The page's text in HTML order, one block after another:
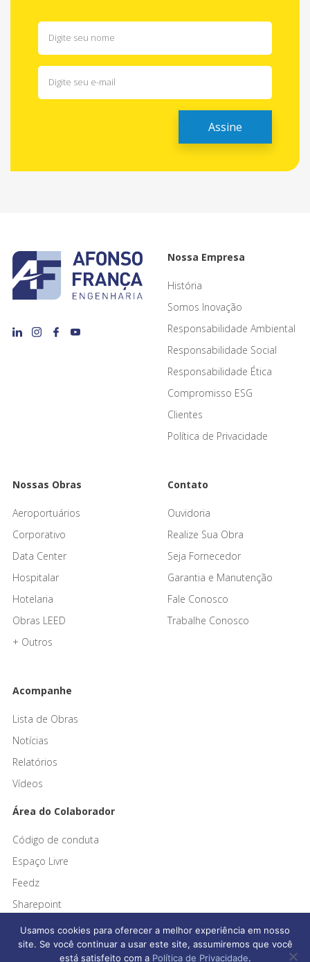
Nossa Empresa
História
Somos Inovação
Responsabilidade Ambiental
Responsabilidade Social
Responsabilidade Ética
Compromisso ESG
Clientes
Política de Privacidade
Nossas Obras
Aeroportuários
Corporativo
Data Center
Hospitalar
Hotelaria
Obras LEED
+ Outros
Contato
Ouvidoria
Realize Sua Obra
Seja Fornecedor
Garantia e Manutenção
Fale Conosco
Trabalhe Conosco
Acompanhe
Lista de Obras
Notícias
Relatórios
Vídeos
Área do Colaborador
Código de conduta
Espaço Livre
Feedz
Sharepoint
Usamos cookies para oferecer a melhor experiência em nosso
site. Se você continuar a usar este site, assumiremos que você
está satisfeito com a Política de Privacidade.